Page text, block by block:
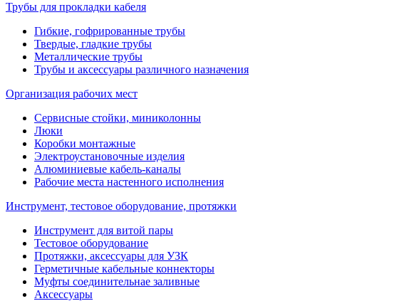
Трубы для прокладки кабеля
Гибкие, гофрированные трубы
Твердые, гладкие трубы
Металлические трубы
Трубы и аксессуары различного назначения
Организация рабочих мест
Сервисные стойки, миниколонны
Люки
Коробки монтажные
Электроустановочные изделия
Алюминиевые кабель-каналы
Рабочие места настенного исполнения
Инструмент, тестовое оборудование, протяжки
Инструмент для витой пары
Тестовое оборудование
Протяжки, аксессуары для УЗК
Герметичные кабельные коннекторы
Муфты соединительнае заливные
Аксессуары